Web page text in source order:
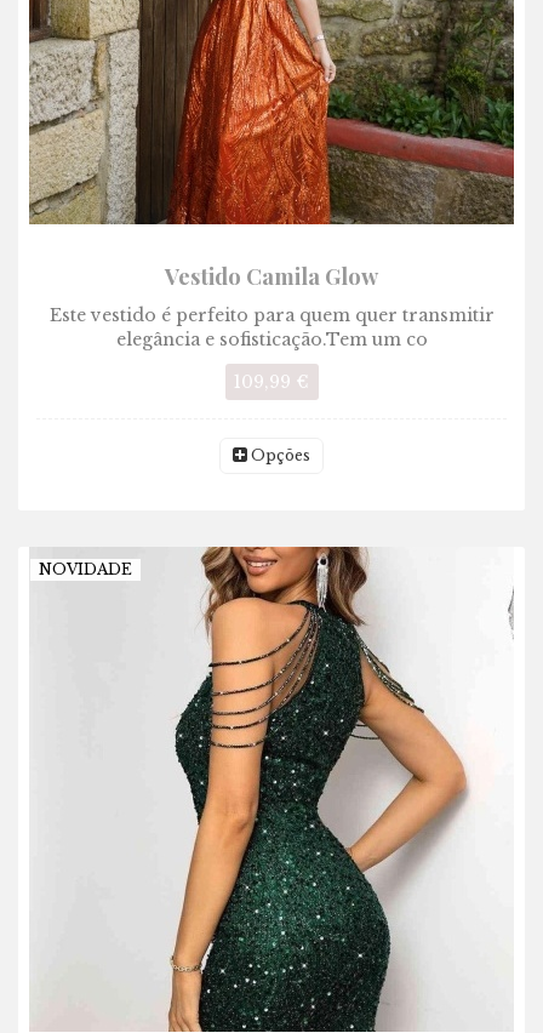
Vestido Camila Glow
Este vestido é perfeito para quem quer transmitir
elegância e sofisticação.Tem um co
109,99 €
Opções
NOVIDADE